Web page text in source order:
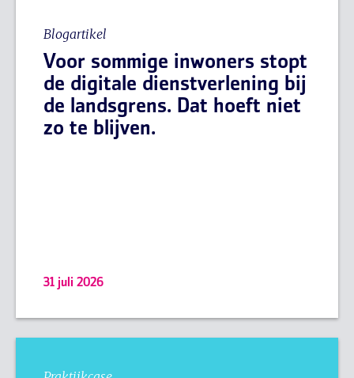
Blogartikel
Voor sommige inwoners stopt
de digitale dienstverlening bij
de landsgrens. Dat hoeft niet
zo te blijven.
31 juli 2026